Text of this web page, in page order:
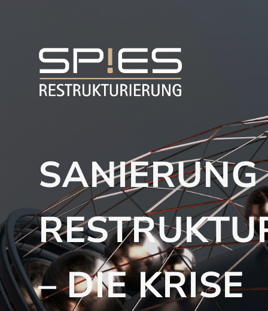
– DIE KRISE